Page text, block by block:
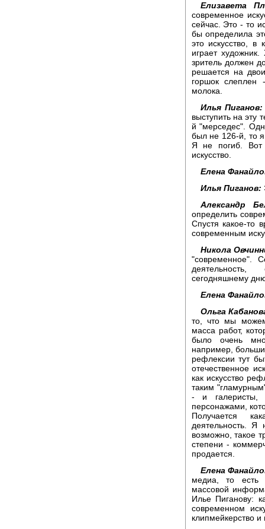
Елизавета
современное
сейчас. Это - то
бы определила
это искусство, в
играет
зритель должен
решается на
горшок слеплен
молока.
Илья Пиганов:
выступить на эту
й "мерседес".
был не 126-й, то
Я не погиб. Вот
искусство.
Елена
Илья Пиганов:
Александр
определить
Спустя какое-то
современным
Никола
"современное".
деятельность,
сегодняшнему
Елена
Ольга
то, что мы
масса работ,
было очень
например,
рефлексии тут
отечественное
как искусство
таким
- и галеристы,
персонажами,
Получается
деятельность. Я
возможно, такое
степени -
продается.
Елена
медиа, то есть
массовой
Илье Пиганову:
современном
клипмейкерство и